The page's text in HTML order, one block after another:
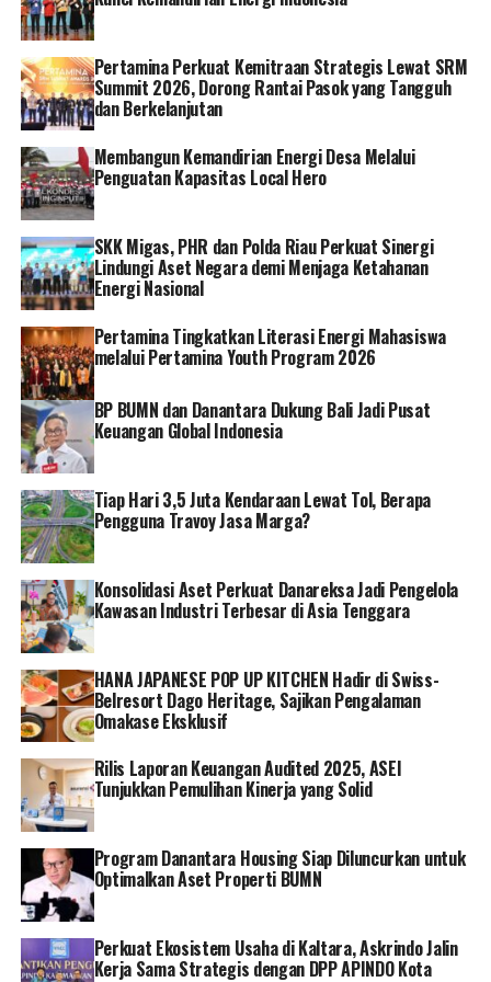
dilakukan PLN tidak menghitung bisnis, tetapi
kepentingan masyarakat ini menjadi hal yang sangat
penting,” kata Febby.
Direktur Utama PLN, Darmawan Prasodjo
menyampaikan pihaknya akan terus mendukung
program pemerintah untuk terus menghadirkan listrik
ke seluruh nusantara khususnya di wilayah 3T.
“Ini adalah wujud nyata hadirnya negara dalam
mewujudkan energi listrik yang berkeadilan. Masyarakat
yang berada di pelosok desa terpencil memiliki hak yang
sama untuk menikmati energi listrik. Untuk itu, PLN
akan terus berupaya mewujudkannya,” jelas Darmawan.
General Manager PLN Unit Induk Wilayah Maluku dan
Maluku Utara Awat Tuhuloula mengatakan, kehadiran
listrik 24 jam ini sebagai kado Ramadan dan Idul Fitri
1444 H bagi masyarakat Ambalau, Manipa dan Negeri
Luhu. Dirinya berharap kehadiran listrik membuat
masyarakat bisa menjalankan ibadah puasa dengan
lancar.
“Dengan diresmikannya listrik 24 jam hari ini sebagai
kado menyambut bulan suci Ramadan. Mudah-mudahan
dengan listrik menyala 24 jam ini masyarakat juga bisa
menjalankan ibadah puasa dengan lancar,” ucap
Tuhuloula.
Tuhuloula menyampaikan terima kasih kepada pihak-
pihak ikut mendukung PLN dalam menghadirkan listrik
24 jam di tiga wilayah tersebut. Sebelumnya dari 112
sistem kelistrikan di Maluku dan Maluku Utara, Pulau
Ambalau, Manipa dan Desa Luhu termasuk daerah yang
listriknya hanya beroperasi 12 jam.
“Namun kini sudah 24 jam penuh, berkat upaya dan
kerja keras Pemerintah, termasuk dari Deputi I Kepala
Pertamina Perkuat Kemitraan Strategis Lewat SRM
Summit 2026, Dorong Rantai Pasok yang Tangguh
dan Berkelanjutan
Membangun Kemandirian Energi Desa Melalui
Penguatan Kapasitas Local Hero
SKK Migas, PHR dan Polda Riau Perkuat Sinergi
Lindungi Aset Negara demi Menjaga Ketahanan
Energi Nasional
Pertamina Tingkatkan Literasi Energi Mahasiswa
melalui Pertamina Youth Program 2026
BP BUMN dan Danantara Dukung Bali Jadi Pusat
Keuangan Global Indonesia
Tiap Hari 3,5 Juta Kendaraan Lewat Tol, Berapa
Pengguna Travoy Jasa Marga?
Konsolidasi Aset Perkuat Danareksa Jadi Pengelola
Kawasan Industri Terbesar di Asia Tenggara
HANA JAPANESE POP UP KITCHEN Hadir di Swiss-
Belresort Dago Heritage, Sajikan Pengalaman
Omakase Eksklusif
Rilis Laporan Keuangan Audited 2025, ASEI
Tunjukkan Pemulihan Kinerja yang Solid
Program Danantara Housing Siap Diluncurkan untuk
Optimalkan Aset Properti BUMN
Perkuat Ekosistem Usaha di Kaltara, Askrindo Jalin
Kerja Sama Strategis dengan DPP APINDO Kota